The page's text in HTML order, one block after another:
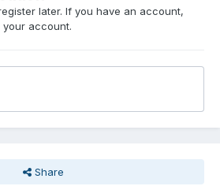
later. If you have an account,
account.
Share